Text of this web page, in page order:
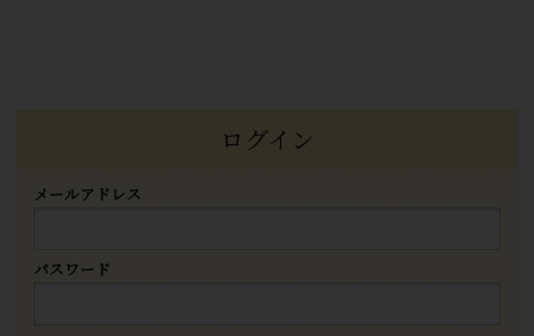
ログイン
メールアドレス
パスワード